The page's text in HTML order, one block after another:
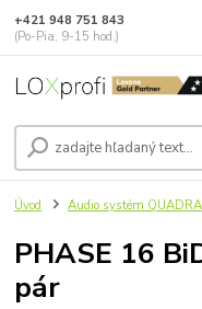
+421 948 751 843
(Po-Pia, 9-15 hod.)
Úvod Audio systém
PHASE 16
pár